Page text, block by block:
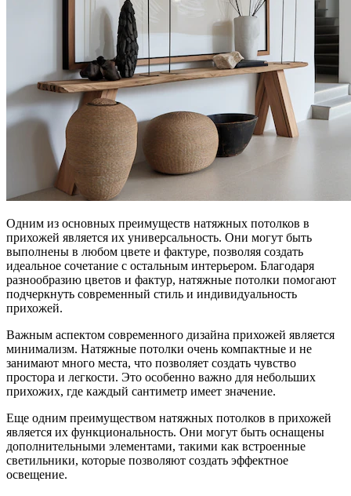
Одним из основных преимуществ натяжных потолков в
прихожей является их универсальность. Они могут быть
выполнены в любом цвете и фактуре, позволяя создать
идеальное сочетание с остальным интерьером. Благодаря
разнообразию цветов и фактур, натяжные потолки помогают
подчеркнуть современный стиль и индивидуальность
прихожей.
Важным аспектом современного дизайна прихожей является
минимализм. Натяжные потолки очень компактные и не
занимают много места, что позволяет создать чувство
простора и легкости. Это особенно важно для небольших
прихожих, где каждый сантиметр имеет значение.
Еще одним преимуществом натяжных потолков в прихожей
является их функциональность. Они могут быть оснащены
дополнительными элементами, такими как встроенные
светильники, которые позволяют создать эффектное
освещение.